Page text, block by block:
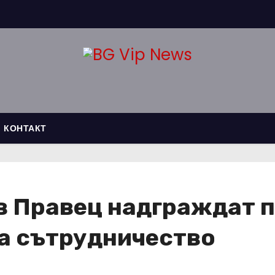
КОНТАКТ
Правец надграждат
сътрудничество